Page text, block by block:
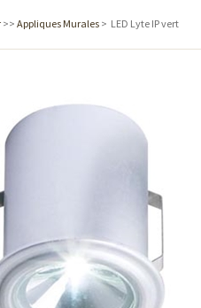
>> Appliques Murales > LED Lyte IP vert